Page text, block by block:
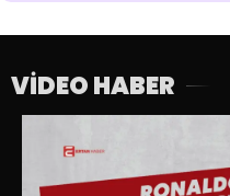
VİDEO HABER